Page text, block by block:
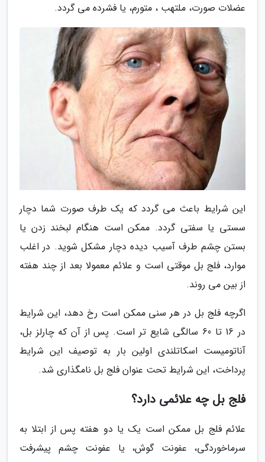
عضلات صورت، ملتهب ، متورم، یا فشرده می گردد.
این شرایط باعث می گردد که یک طرف صورت شما دچار
سستی یا سفتی گردد. ممکن است هنگام لبخند زدن یا
بستن چشم طرف آسیب دیده دچار مشکل شوید. در اغلب
موارد، فلج بل موقتی است و علائم معمولا بعد از چند هفته
از بین می روند.
اگرچه فلج بل در هر سنی ممکن است رخ دهد، این شرایط
در 16 تا 60 سالگی شایع تر است. پس از آن که چارلز بل،
آناتومیست اسکاتلندی اولین بار به توصیف این شرایط
پرداخت، این شرایط تحت عنوان فلج بل نامگذاری شد.
فلج بل چه علائمی دارد؟
علائم فلج بل ممکن است یک یا دو هفته پس از ابتلا به
سرماخوردگی، عفونت گوش، یا عفونت چشم پیشرفت